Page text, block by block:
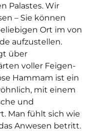
Palastes. Wir
– Sie können
Ort im von
aufzustellen.
über
voller Feigen-
Hammam ist ein
mit einem
und
Man fühlt sich wie
Anwesen betritt.